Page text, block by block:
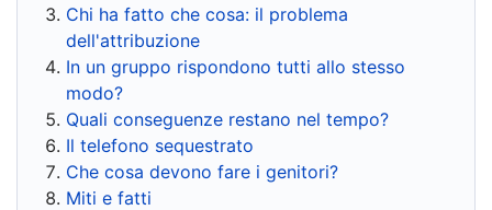
Chi ha fatto che cosa: il problema
dell'attribuzione
In un gruppo rispondono tutti allo stesso
modo?
Quali conseguenze restano nel tempo?
Il telefono sequestrato
Che cosa devono fare i genitori?
Miti e fatti